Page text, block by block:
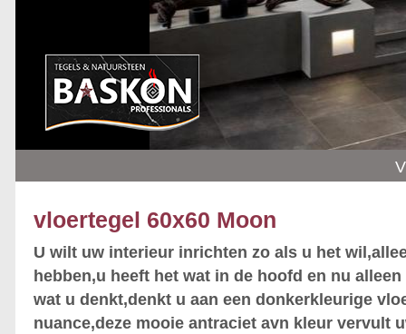
vloertegel 60x60 Moon
U wilt uw interieur inrichten zo als u het
hebben,u heeft het wat in de hoofd en nu
wat u denkt,denkt u aan een donkerkleurige
nuance,deze mooie antraciet avn kleur vervult